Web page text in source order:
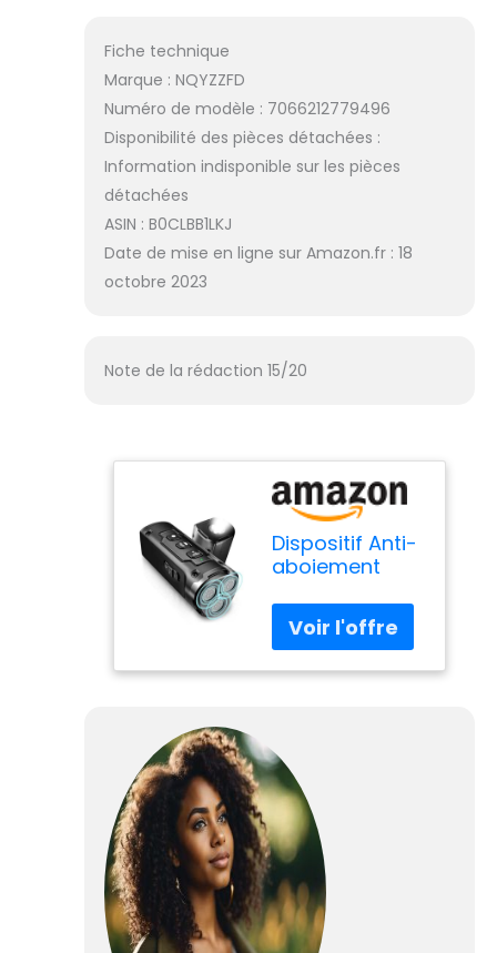
Fiche technique
Marque : NQYZZFD
Numéro de modèle : 7066212779496
Disponibilité des pièces détachées :
Information indisponible sur les pièces
détachées
ASIN : B0CLBB1LKJ
Date de mise en ligne sur Amazon.fr : 18
octobre 2023
Note de la rédaction 15/20
Dispositif Anti-
aboiement
Dispositif Anti-
aboiement À
Ultrasons,
Lampe De
aboiement,
Dispositifs
D'entraînement
2 En 1,Black